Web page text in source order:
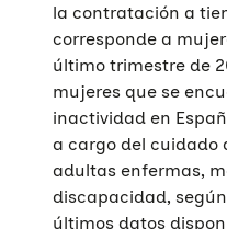
la contratación a
corresponde a
último trimestre de
mujeres que se
inactividad en
a cargo del cuidado
adultas enfermas,
discapacidad,
últimos datos